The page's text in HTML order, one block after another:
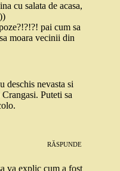
cu salata de acasa,
pai cum sa
moara vecinii din
deschis nevasta si
Puteti sa
RĂSPUNDE
va explic cum a fost